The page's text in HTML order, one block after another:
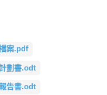
案.pdf
劃書.odt
告書.odt